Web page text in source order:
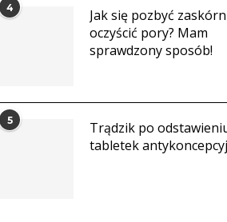
4
Jak się pozbyć
oczyścić pory? Mam
sprawdzony sposób!
5
Trądzik po
tabletek